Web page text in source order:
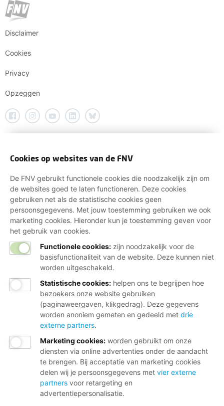
Disclaimer
Cookies
Privacy
Opzeggen
Cookies op websites van de FNV
De FNV gebruikt functionele cookies die noodzakelijk zijn om
de websites goed te laten functioneren. Deze cookies
gebruiken net als de statistische cookies geen
persoonsgegevens. Met jouw toestemming gebruiken we ook
marketing cookies. Hieronder kun je toestemming geven voor
het gebruik van cookies.
Functionele cookies: zijn noodzakelijk voor de
basisfunctionaliteit van de website. Deze kunnen niet
worden uitgeschakeld.
Statistische cookies: helpen ons te begrijpen hoe
bezoekers onze website gebruiken
(paginaweergaven, klikgedrag). Deze gegevens
worden anoniem gemeten en gedeeld met drie
externe partners.
Marketing cookies: worden gebruikt om onze
diensten via online advertenties onder de aandacht
te brengen. Bij acceptatie van marketing cookies
delen wij je persoonsgegevens met vier externe
partners voor retargeting en
advertentiepersonalisatie.